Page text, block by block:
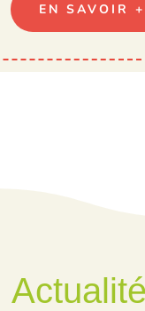
EN SAVOIR +